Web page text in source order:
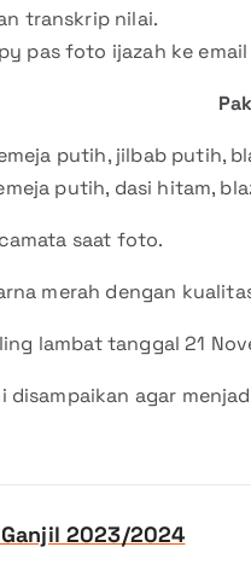
transkrip nilai.
pas foto ijazah ke email
putih, jilbab putih,
dasi hitam,
saat foto.
merah dengan
lambat tanggal 21
disampaikan agar
Ganjil 2023/2024